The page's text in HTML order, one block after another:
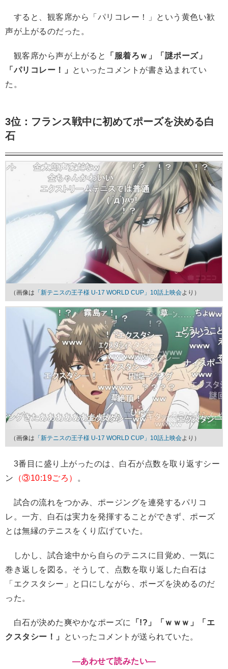
すると、観客席から「パリコレー！」という黄色い歓
声が上がるのだった。
観客席から声が上がると
「服着ろｗ」「謎ポーズ」
「パリコレー！」
といったコメントが書き込まれてい
た。
3位：フランス戦中に初めてポーズを決める白
石
（画像は 「新テニスの王子様 U-17 WORLD CUP」10話上映会より）
（画像は 「新テニスの王子様 U-17 WORLD CUP」10話上映会より）
3番目に盛り上がったのは、白石が点数を取り返すシー
ン （③10:19ごろ） 。
試合の流れをつかみ、ポージングを連発するパリコ
レ。一方、白石は実力を発揮することができず、ポーズ
とは無縁のテニスをくり広げていた。
しかし、試合途中から自らのテニスに目覚め、一気に
巻き返しを図る。そうして、点数を取り返した白石は
「エクスタシー」と口にしながら、ポーズを決めるのだ
った。
白石が決めた爽やかなポーズに
「!?」「ｗｗｗ」「エ
クスタシー！」
といったコメントが送られていた。
―あわせて読みたい―